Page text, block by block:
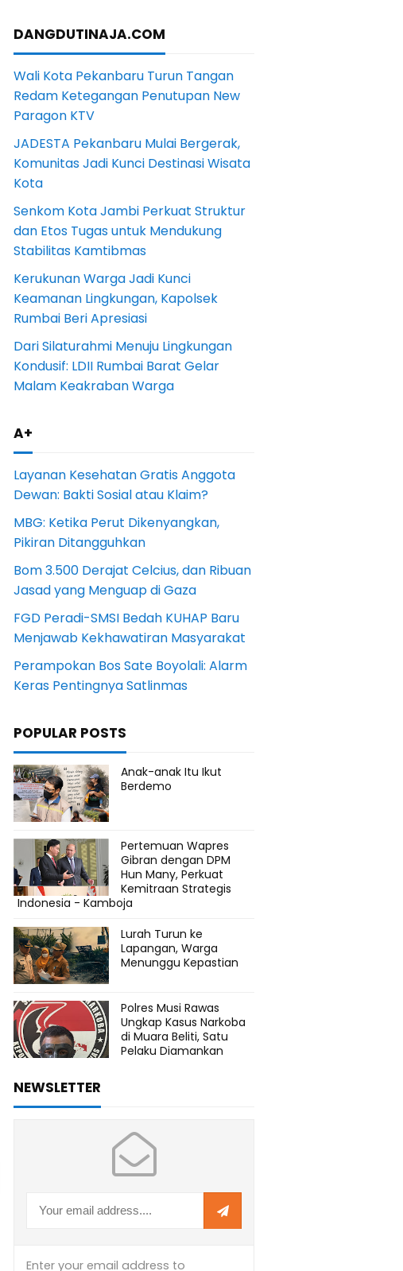
DANGDUTINAJA.COM
Wali Kota Pekanbaru Turun Tangan
Redam Ketegangan Penutupan New
Paragon KTV
JADESTA Pekanbaru Mulai Bergerak,
Komunitas Jadi Kunci Destinasi Wisata
Kota
Senkom Kota Jambi Perkuat Struktur
dan Etos Tugas untuk Mendukung
Stabilitas Kamtibmas
Kerukunan Warga Jadi Kunci
Keamanan Lingkungan, Kapolsek
Rumbai Beri Apresiasi
Dari Silaturahmi Menuju Lingkungan
Kondusif: LDII Rumbai Barat Gelar
Malam Keakraban Warga
A+
Layanan Kesehatan Gratis Anggota
Dewan: Bakti Sosial atau Klaim?
MBG: Ketika Perut Dikenyangkan,
Pikiran Ditangguhkan
Bom 3.500 Derajat Celcius, dan Ribuan
Jasad yang Menguap di Gaza
FGD Peradi-SMSI Bedah KUHAP Baru
Menjawab Kekhawatiran Masyarakat
Perampokan Bos Sate Boyolali: Alarm
Keras Pentingnya Satlinmas
POPULAR POSTS
Anak-anak Itu Ikut
Berdemo
Pertemuan Wapres
Gibran dengan DPM
Hun Many, Perkuat
Kemitraan Strategis
Indonesia - Kamboja
Lurah Turun ke
Lapangan, Warga
Menunggu Kepastian
Polres Musi Rawas
Ungkap Kasus Narkoba
di Muara Beliti, Satu
Pelaku Diamankan
NEWSLETTER